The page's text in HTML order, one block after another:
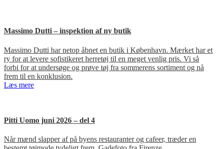
Massimo Dutti – inspektion af ny butik
Massimo Dutti har netop åbnet en butik i København. Mærket har et
ry for at levere sofistikeret herretøj til en meget venlig pris. Vi så
forbi for at undersøge og prøve tøj fra sommerens sortiment og nå
frem til en konklusion.
Læs mere
Pitti Uomo juni 2026 – del 4
Når mænd slapper af på byens restauranter og cafeer, træder en